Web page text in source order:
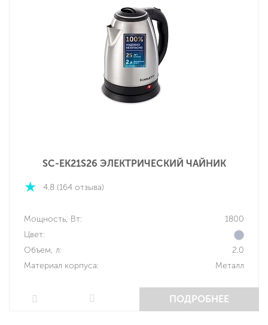
SC-EK21S26 ЭЛЕКТРИЧЕСКИЙ ЧАЙНИК
4.8 (164 отзыва)
Мощность, Вт:
1800
Цвет:
Объем, л:
2.0
Материал корпуса:
Металл
ПОДРОБНЕЕ